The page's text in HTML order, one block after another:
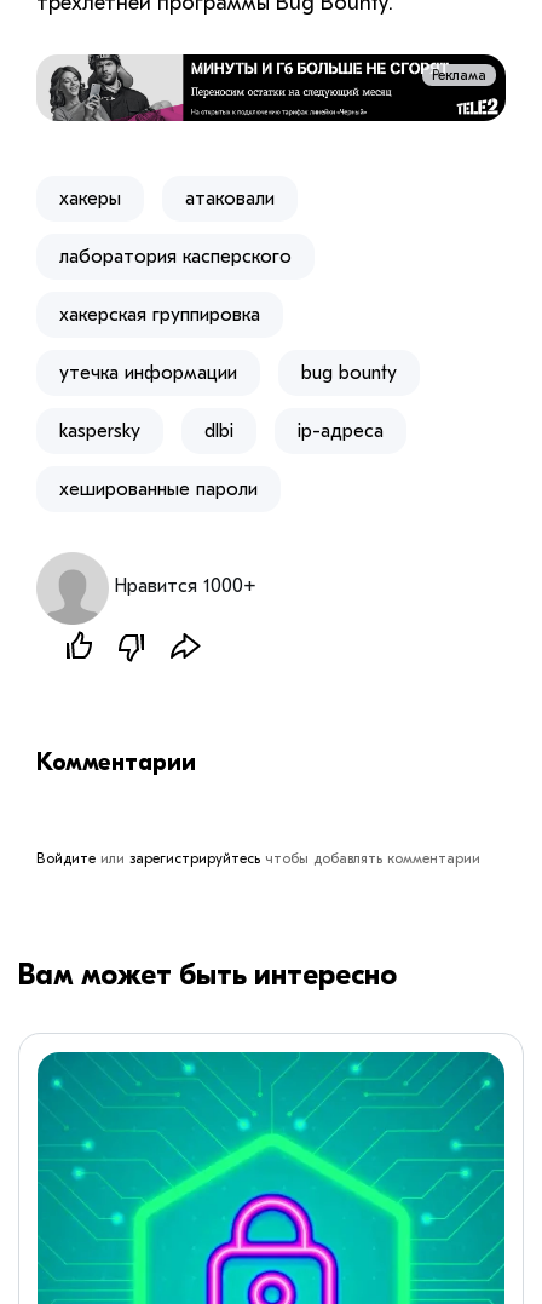
Реклама
хакеры атаковали
лаборатория касперского
хакерская группировка
утечка информации bug bounty
kaspersky dlbi ip-адреса
хешированные пароли
Нравится 1000+
Комментарии
Войдите или зарегистрируйтесь чтобы добавлять комментарии
Вам может быть интересно